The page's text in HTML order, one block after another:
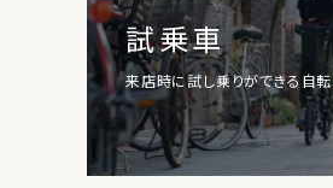
試乗車
来店時に試し乗りができる自